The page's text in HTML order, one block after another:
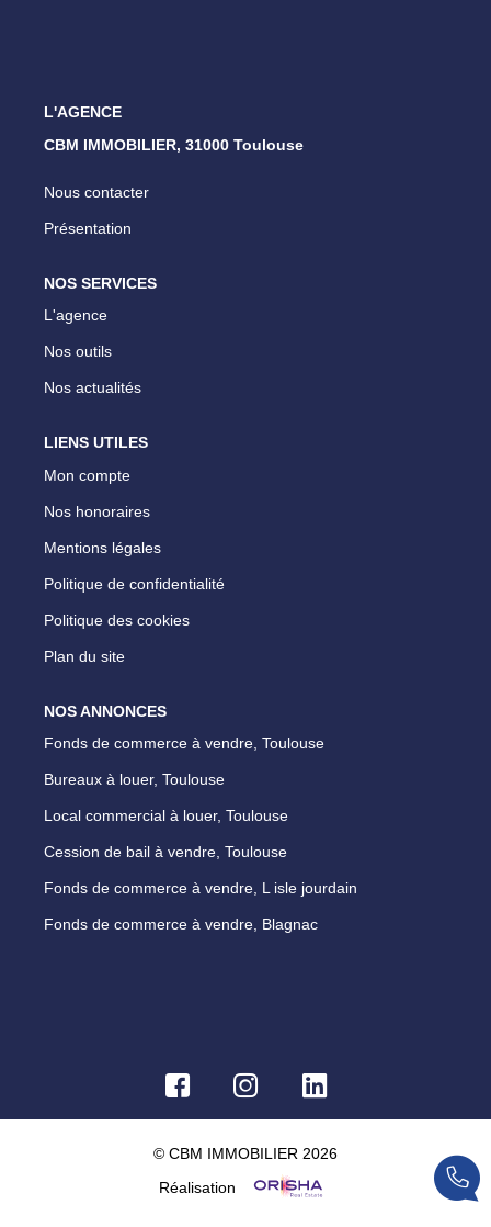
L'AGENCE
CBM IMMOBILIER, 31000 Toulouse
Nous contacter
Présentation
NOS SERVICES
L'agence
Nos outils
Nos actualités
LIENS UTILES
Mon compte
Nos honoraires
Mentions légales
Politique de confidentialité
Politique des cookies
Plan du site
NOS ANNONCES
Fonds de commerce à vendre, Toulouse
Bureaux à louer, Toulouse
Local commercial à louer, Toulouse
Cession de bail à vendre, Toulouse
Fonds de commerce à vendre, L isle jourdain
Fonds de commerce à vendre, Blagnac
© CBM IMMOBILIER 2026
Réalisation